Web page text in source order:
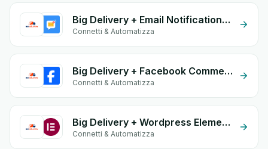
Big Delivery + Email Notifications by eGrow
Connetti & Automatizza
Big Delivery + Facebook Comments
Connetti & Automatizza
Big Delivery + Wordpress Elementor
Connetti & Automatizza